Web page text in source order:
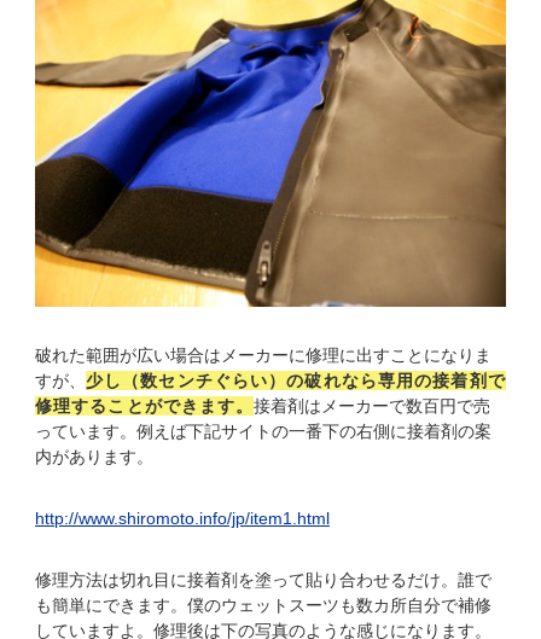
破れた範囲が広い場合はメーカーに修理に出すことになりま
すが、 少し（数センチぐらい）の破れなら専用の接着剤で
修理することができます。接着剤はメーカーで数百円で売
っています。例えば下記サイトの一番下の右側に接着剤の案
内があります。
http://www.shiromoto.info/jp/item1.html
修理方法は切れ目に接着剤を塗って貼り合わせるだけ。誰で
も簡単にできます。僕のウェットスーツも数カ所自分で補修
していますよ。修理後は下の写真のような感じになります。